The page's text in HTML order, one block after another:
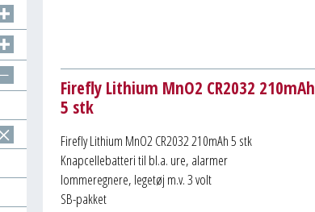
Firefly Lithium MnO2 CR2032 210mAh
5 stk
Firefly Lithium MnO2 CR2032 210mAh 5 stk
Knapcellebatteri til bl.a. ure, alarmer
lommeregnere, legetøj m.v. 3 volt
SB-pakket